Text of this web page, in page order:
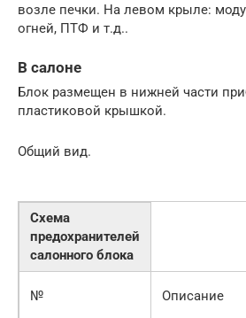
возле печки. На левом крыле:
огней, ПТФ и т.д..
В салоне
Блок размещен в нижней части
пластиковой крышкой.
Общий вид.
Схема
предохранителей
салонного блока
№ Описание